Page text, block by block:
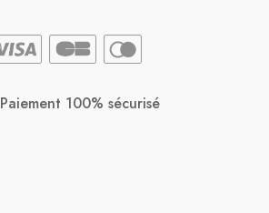
Paiement 100% sécurisé